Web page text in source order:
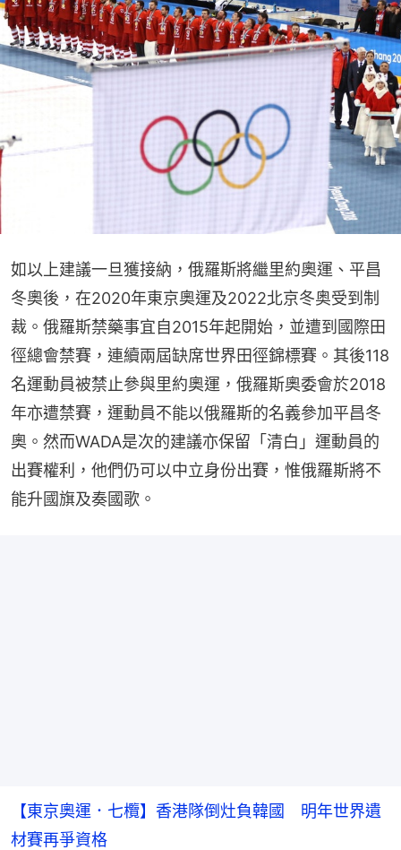
如以上建議一旦獲接納，俄羅斯將繼里約奧運、平昌
冬奧後，在2020年東京奧運及2022北京冬奥受到制
裁。俄羅斯禁藥事宜自2015年起開始，並遭到國際田
徑總會禁賽，連續兩屆缺席世界田徑錦標賽。其後118
名運動員被禁止參與里約奧運，俄羅斯奧委會於2018
年亦遭禁賽，運動員不能以俄羅斯的名義參加平昌冬
奧。然而WADA是次的建議亦保留「清白」運動員的
出賽權利，他們仍可以中立身份出賽，惟俄羅斯將不
能升國旗及奏國歌。
【東京奧運．七欖】香港隊倒灶負韓國 明年世界遺
材賽再爭資格